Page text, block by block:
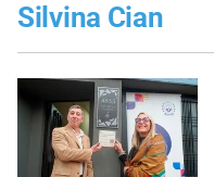
Silvina Cian